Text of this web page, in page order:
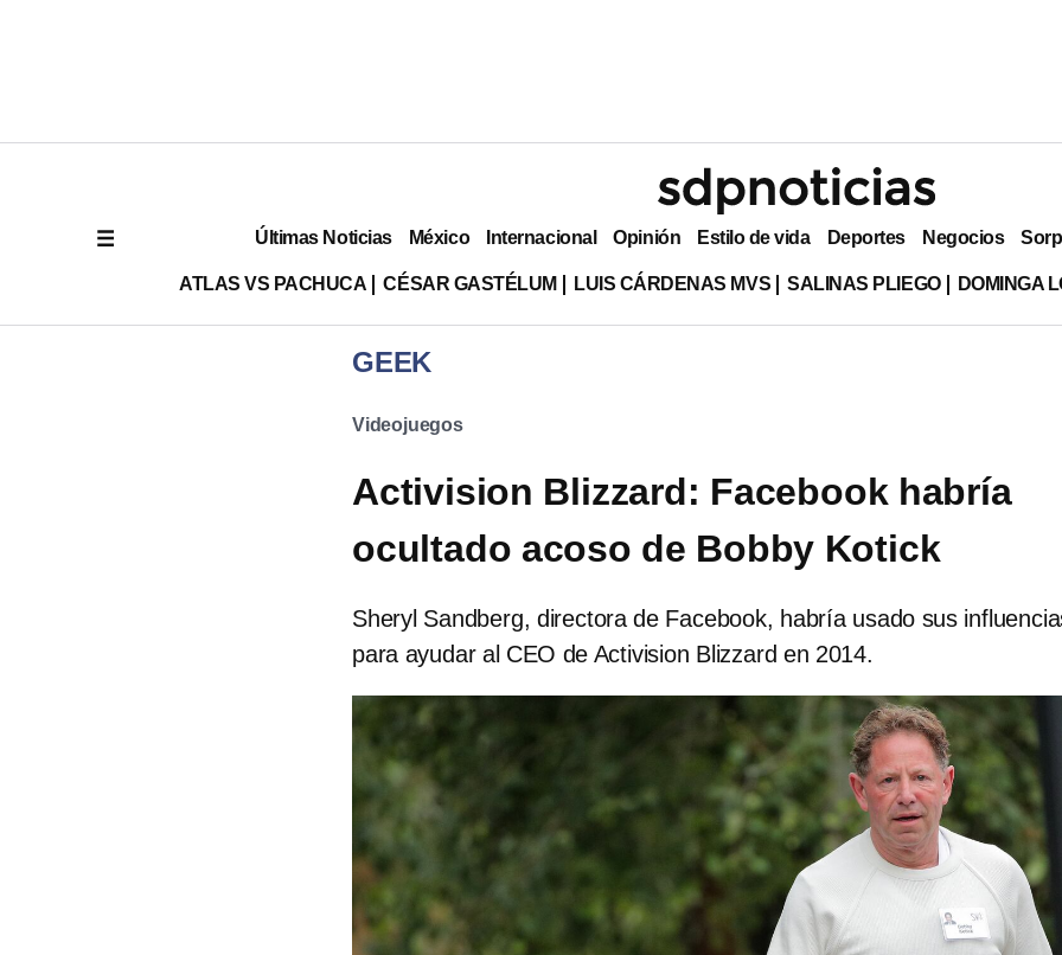
Últimas Noticias México Internacional Opinión Estilo de vida Deportes Negocios
ATLAS VS PACHUCA CÉSAR GASTÉLUM LUIS CÁRDENAS MVS SALINAS PLIEGO DOMINGA
GEEK
Videojuegos
Activision Blizzard: Facebook habría
ocultado acoso de Bobby Kotick
Sheryl Sandberg, directora de Facebook, habría usado sus
para ayudar al CEO de Activision Blizzard en 2014.